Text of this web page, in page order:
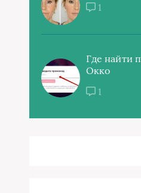
1
Где найти
Окко
1